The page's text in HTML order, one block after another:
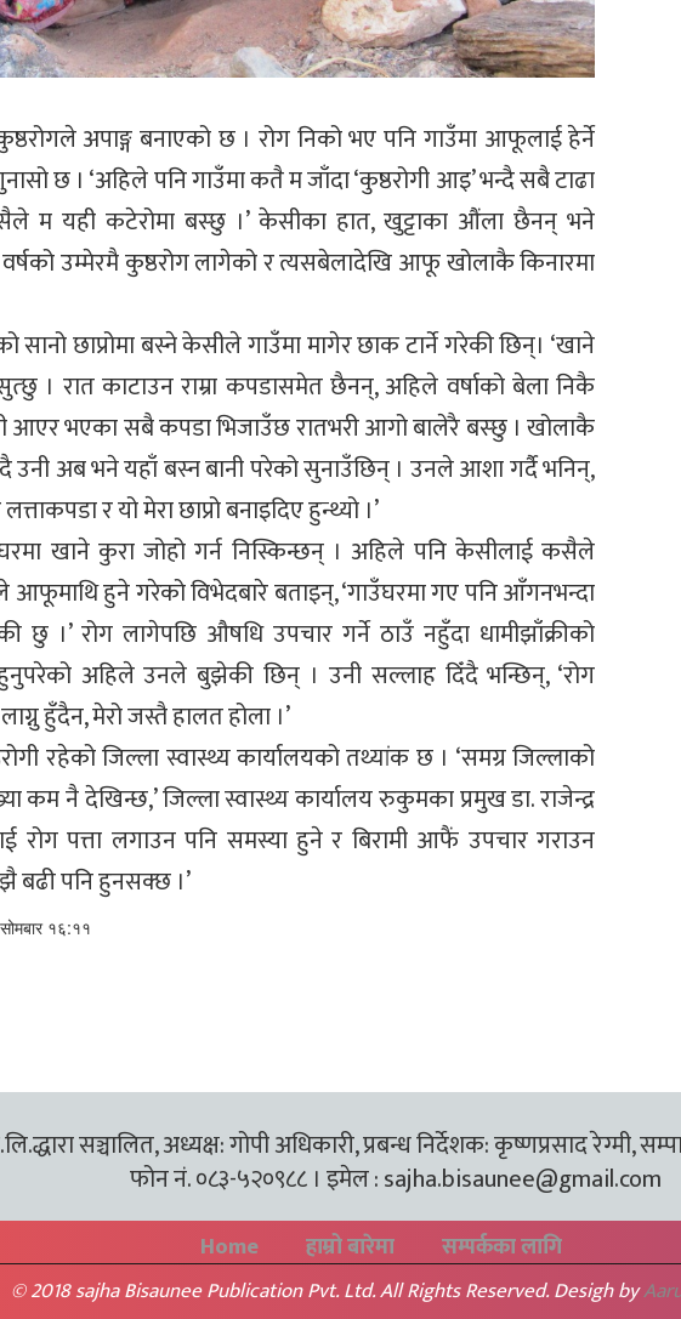
अपाङ्ग बनाएको छ । रोग निको भए पनि गाउँमा आफूलाई हेर्ने
छ । ‘अहिले पनि गाउँमा कतै म जाँदा ‘कुष्ठरोगी आइ’ भन्दै सबै टाढा
म यही कटेरोमा बस्छु ।’ केसीका हात, खुट्टाका औंला छैनन् भने
वर्षको उम्मेरमै कुष्ठरोग लागेको र त्यसबेलादेखि आफू खोलाकै किनारमा
छाप्रोमा बस्ने केसीले गाउँमा मागेर छाक टार्ने गरेकी छिन्। ‘खाने
। रात काटाउन राम्रा कपडासमेत छैनन्, अहिले वर्षाको बेला निकै
आएर भएका सबै कपडा भिजाउँछ रातभरी आगो बालेरै बस्छु । खोलाकै
उनी अब भने यहाँ बस्न बानी परेको सुनाउँछिन् । उनले आशा गर्दै भनिन्,
र यो मेरा छाप्रो बनाइदिए हुन्थ्यो ।’
खाने कुरा जोहो गर्न निस्किन्छन् । अहिले पनि केसीलाई कसैले
आफूमाथि हुने गरेको विभेदबारे बताइन्, ‘गाउँघरमा गए पनि आँगनभन्दा
छु ।’ रोग लागेपछि औषधि उपचार गर्ने ठाउँ नहुँदा धामीझाँक्रीको
अहिले उनले बुझेकी छिन् । उनी सल्लाह दिँदै भन्छिन्, ‘रोग
हुँदैन, मेरो जस्तै हालत होला ।’
रहेको जिल्ला स्वास्थ्य कार्यालयको तथ्यांक छ । ‘समग्र जिल्लाको
कम नै देखिन्छ,’ जिल्ला स्वास्थ्य कार्यालय रुकुमका प्रमुख डा. राजेन्द्र
रोग पत्ता लगाउन पनि समस्या हुने र बिरामी आफैं उपचार गराउन
पनि हुनसक्छ ।’
१६:११
सञ्चालित, अध्यक्ष: गोपी अधिकारी, प्रबन्ध निर्देशक: कृष्णप्रसाद रेग्मी,
फोन नं. ०८३-५२०९८८ । इमेल :sajha.bisaunee@gmail.com
Home हाम्रो बारेमा सम्पर्कका लागि
© 2018 sajha Bisaunee Publication Pvt. Ltd. All Rights Reserved. Desigh by